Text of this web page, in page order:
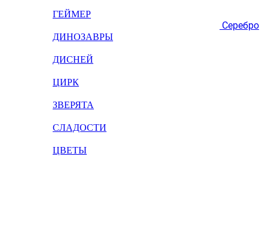
ГЕЙМЕР
ДИНОЗАВРЫ
ДИСНЕЙ
ЦИРК
ЗВЕРЯТА
СЛАДОСТИ
ЦВЕТЫ
Серебро